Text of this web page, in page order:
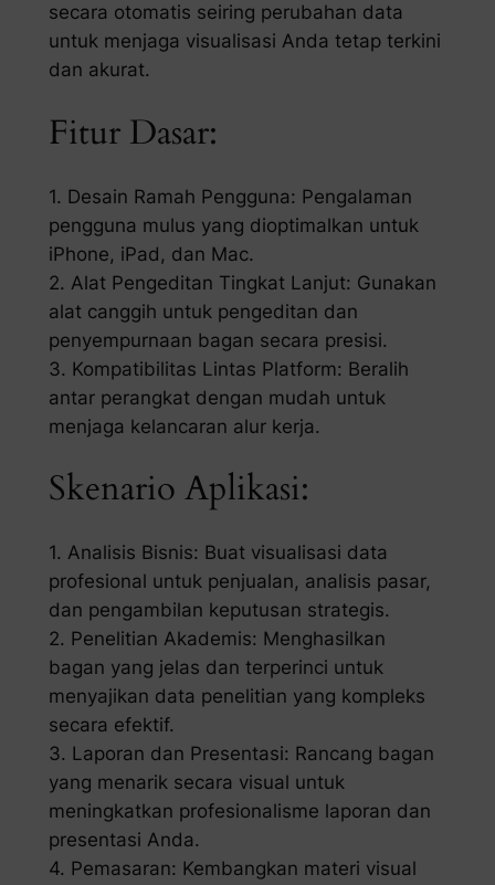
secara otomatis seiring perubahan data
untuk menjaga visualisasi Anda tetap terkini
dan akurat.
Fitur Dasar:
1. Desain Ramah Pengguna: Pengalaman
pengguna mulus yang dioptimalkan untuk
iPhone, iPad, dan Mac.
2. Alat Pengeditan Tingkat Lanjut: Gunakan
alat canggih untuk pengeditan dan
penyempurnaan bagan secara presisi.
3. Kompatibilitas Lintas Platform: Beralih
antar perangkat dengan mudah untuk
menjaga kelancaran alur kerja.
Skenario Aplikasi:
1. Analisis Bisnis: Buat visualisasi data
profesional untuk penjualan, analisis pasar,
dan pengambilan keputusan strategis.
2. Penelitian Akademis: Menghasilkan
bagan yang jelas dan terperinci untuk
menyajikan data penelitian yang kompleks
secara efektif.
3. Laporan dan Presentasi: Rancang bagan
yang menarik secara visual untuk
meningkatkan profesionalisme laporan dan
presentasi Anda.
4. Pemasaran: Kembangkan materi visual